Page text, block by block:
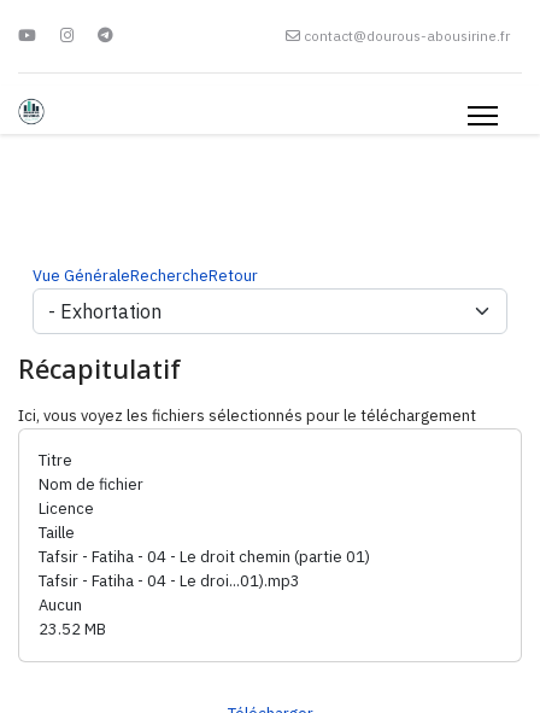
contact@dourous-abousirine.fr
Vue GénéraleRechercheRetour
Récapitulatif
Ici, vous voyez les fichiers sélectionnés pour le téléchargement
Titre
Nom de fichier
Licence
Taille
Tafsir - Fatiha - 04 - Le droit chemin (partie 01)
Tafsir - Fatiha - 04 - Le droi...01).mp3
Aucun
23.52 MB